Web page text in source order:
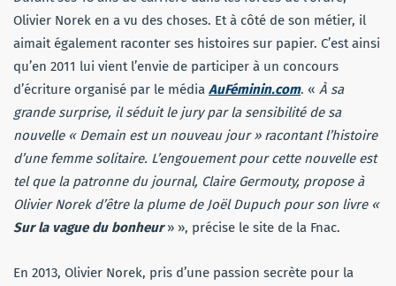
Olivier Norek en a vu des choses. Et à côté de son métier, il
aimait également raconter ses histoires sur papier. C’est ainsi
qu’en 2011 lui vient l’envie de participer à un concours
d’écriture organisé par le média AuFéminin.com. « À sa
grande surprise, il séduit le jury par la sensibilité de sa
nouvelle « Demain est un nouveau jour » racontant l’histoire
d’une femme solitaire. L’engouement pour cette nouvelle est
tel que la patronne du journal, Claire Germouty, propose à
Olivier Norek d’être la plume de Joël Dupuch pour son livre «
Sur la vague du bonheur» », précise le site de la Fnac.
En 2013, Olivier Norek, pris d’une passion secrète pour la